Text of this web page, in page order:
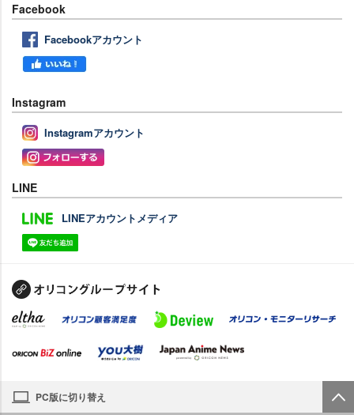
Facebook
Facebookアカウント
Instagram
Instagramアカウント
LINE
LINEアカウントメディア
PC版に切り替え